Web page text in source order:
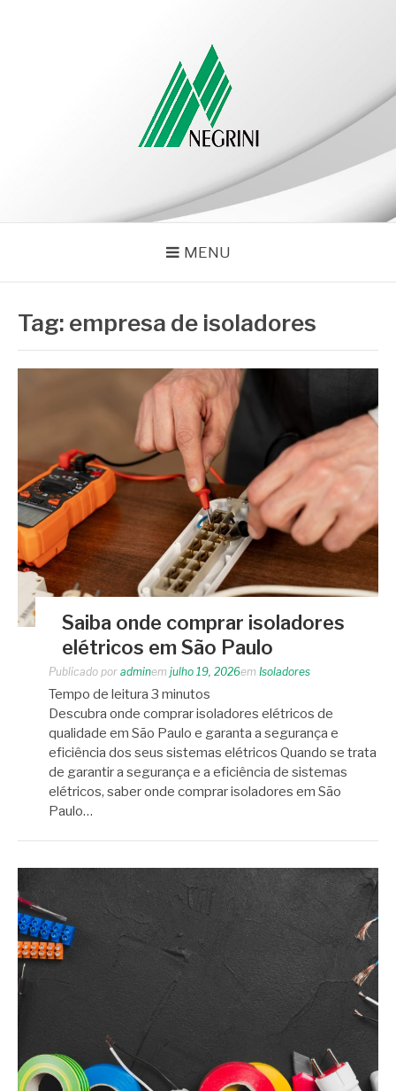
MENU
Tag: empresa de isoladores
Saiba onde comprar isoladores
elétricos em São Paulo
Publicado por adminem julho 19, 2026em Isoladores
Tempo de leitura 3 minutos
Descubra onde comprar isoladores elétricos de
qualidade em São Paulo e garanta a segurança e
eficiência dos seus sistemas elétricos Quando se trata
de garantir a segurança e a eficiência de sistemas
elétricos, saber onde comprar isoladores em São
Paulo…